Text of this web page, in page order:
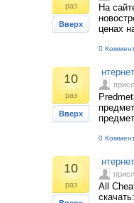
раз
Вверх
На
ценах
0
10
раз
Вверх
0
10
раз
All